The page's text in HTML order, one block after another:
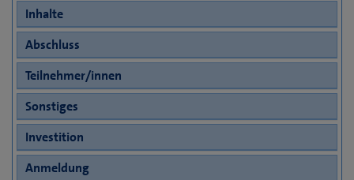
Inhalte
Abschluss
Teilnehmer/innen
Sonstiges
Investition
Anmeldung